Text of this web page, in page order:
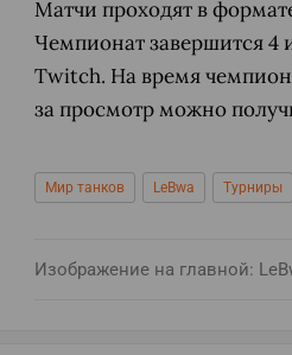
Матчи проходят в
Чемпионат завершится 4
Twitch. На время
за просмотр можно
Мир танков LeBwa Турниры
Изображение на главной: